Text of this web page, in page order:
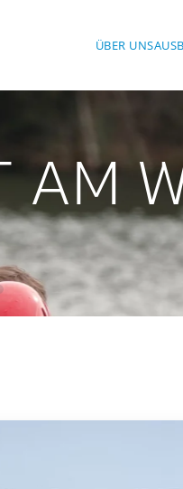
ÜBER UNS
AM
am Wasser
am Helfen
Spaß beim Sport
Wasserwacht Moosach-